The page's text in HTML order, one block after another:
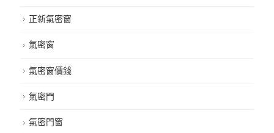
正新氣密窗
氣密窗
氣密窗價錢
氣密門
氣密門窗